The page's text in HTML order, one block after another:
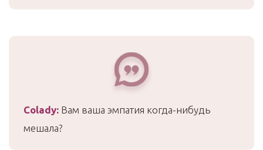
Colady: Вам ваша эмпатия когда-нибудь
мешала?